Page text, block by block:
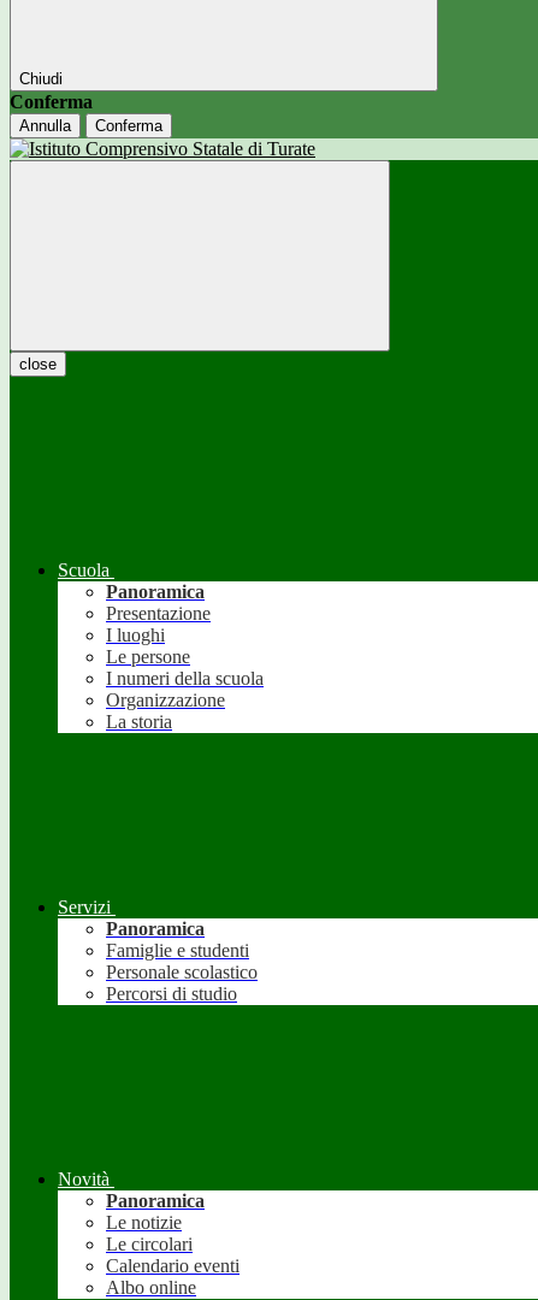
Chiudi
Conferma
Annulla Conferma
close
Scuola
Panoramica
Presentazione
I luoghi
Le persone
I numeri della scuola
Organizzazione
La storia
Servizi
Panoramica
Famiglie e studenti
Personale scolastico
Percorsi di studio
Novità
Panoramica
Le notizie
Le circolari
Calendario eventi
Albo online